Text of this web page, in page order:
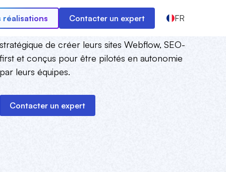
réalisations Contacter un expert FR
entreprises nous ont confié l’enjeu
stratégique de créer leurs sites Webflow, SEO-
first et conçus pour être pilotés en autonomie
par leurs équipes.
Contacter un expert